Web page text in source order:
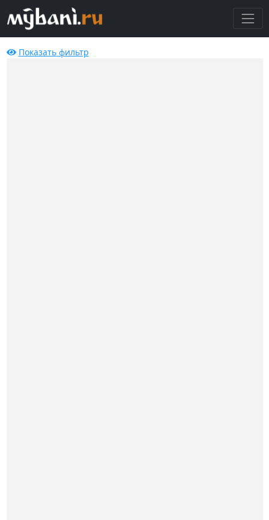
Показать фильтр